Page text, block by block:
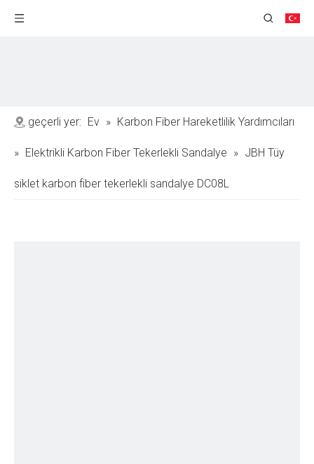
geçerli yer: Ev » Karbon Fiber Hareketlilik Yardımcıları
» Elektrikli Karbon Fiber Tekerlekli Sandalye » JBH Tüy
siklet karbon fiber tekerlekli sandalye DC08L